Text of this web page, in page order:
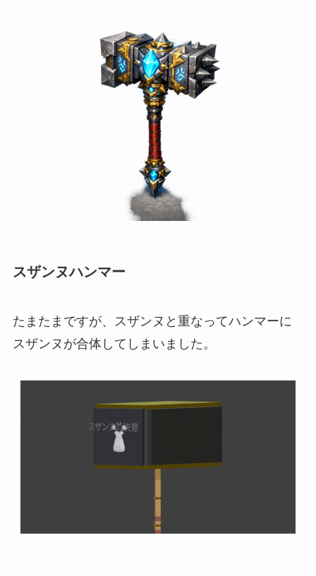
スザンヌハンマー
たまたまですが、スザンヌと重なってハンマーに
スザンヌが合体してしまいました。